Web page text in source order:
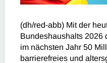
(dh/red-abb) Mit der
Bundeshaushalts 2026
im nächsten Jahr 50
barrierefreies und